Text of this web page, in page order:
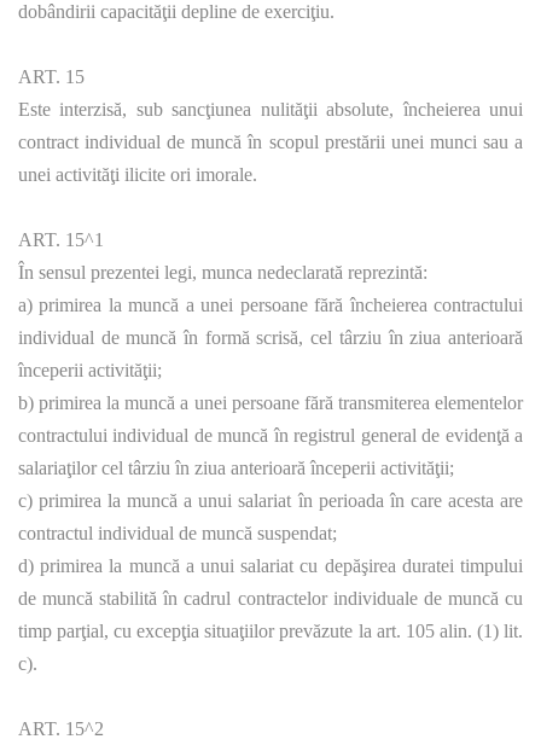
dobândirii capacităţii depline de exerciţiu.
ART. 15
Este interzisă, sub sancţiunea nulităţii absolute, încheierea unui
contract individual de muncă în scopul prestării unei munci sau a
unei activităţi ilicite ori imorale.
ART. 15^1
În sensul prezentei legi, munca nedeclarată reprezintă:
a) primirea la muncă a unei persoane fără încheierea contractului
individual de muncă în formă scrisă, cel târziu în ziua anterioară
începerii activităţii;
b) primirea la muncă a unei persoane fără transmiterea elementelor
contractului individual de muncă în registrul general de evidenţă a
salariaţilor cel târziu în ziua anterioară începerii activităţii;
c) primirea la muncă a unui salariat în perioada în care acesta are
contractul individual de muncă suspendat;
d) primirea la muncă a unui salariat cu depăşirea duratei timpului
de muncă stabilită în cadrul contractelor individuale de muncă cu
timp parţial, cu excepţia situaţiilor prevăzute la art. 105 alin. (1) lit.
c).
ART. 15^2